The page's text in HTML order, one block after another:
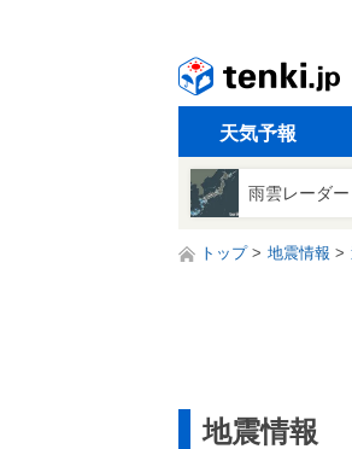
天気予報
雨雲レーダー
トップ 地震情報
地震情報